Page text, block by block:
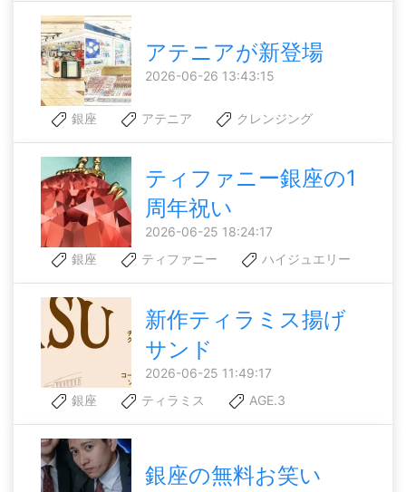
アテニアが新登場
2026-06-26 13:43:15
銀座 アテニア クレンジング
ティファニー銀座の1
周年祝い
2026-06-25 18:24:17
銀座
ティファニー ハイジュエリー
新作ティラミス揚げ
サンド
2026-06-25 11:49:17
銀座
ティラミス AGE.3
銀座の無料お笑い